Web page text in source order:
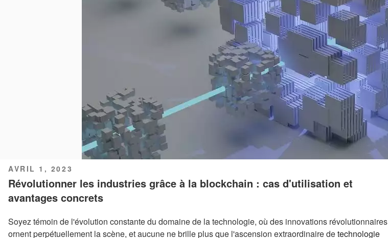
PUBLIÉ
LE
AVRIL 1, 2023
Révolutionner les industries grâce à la blockchain : cas d'utilisation et
avantages concrets
Soyez témoin de l'évolution constante du domaine de la technologie, où des innovations révolutionnaires
ornent perpétuellement la scène, et aucune ne brille plus que l'ascension extraordinaire detechnologie